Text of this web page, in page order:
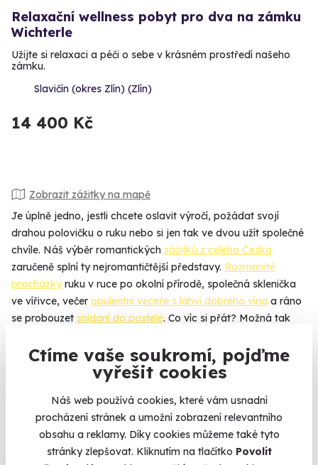
Ctíme vaše soukromí, pojďme
vyřešit cookies
Náš web používá cookies, které vám usnadní
procházení stránek a umožní zobrazení relevantního
obsahu a reklamy. Díky cookies můžeme také tyto
stránky zlepšovat. Kliknutím na tlačítko Povolit
Relaxační wellness pobyt pro dva na zámku
Wichterle
Užijte si relaxaci a péči o sebe v krásném prostředí našeho
zámku.
Slavičín (okres Zlín) (Zlín)
14 400 Kč
Zobrazit zážitky na mapě
Je úplně jedno, jestli chcete oslavit výročí, požádat svojí
drahou polovičku o ruku nebo si jen tak ve dvou užít společné
chvíle. Náš výběr romantických zážitků z celého Česka
zaručeně splní ty nejromantičtější představy. Rozmanité
procházky ruku v ruce po okolní přírodě, společná sklenička
ve vířivce, večer opulentní večeře s láhví dobrého vína a ráno
se probouzet snídaní do postele. Co víc si přát? Možná tak
Naheureka.cz máme
96% spokojenost zákazníků.